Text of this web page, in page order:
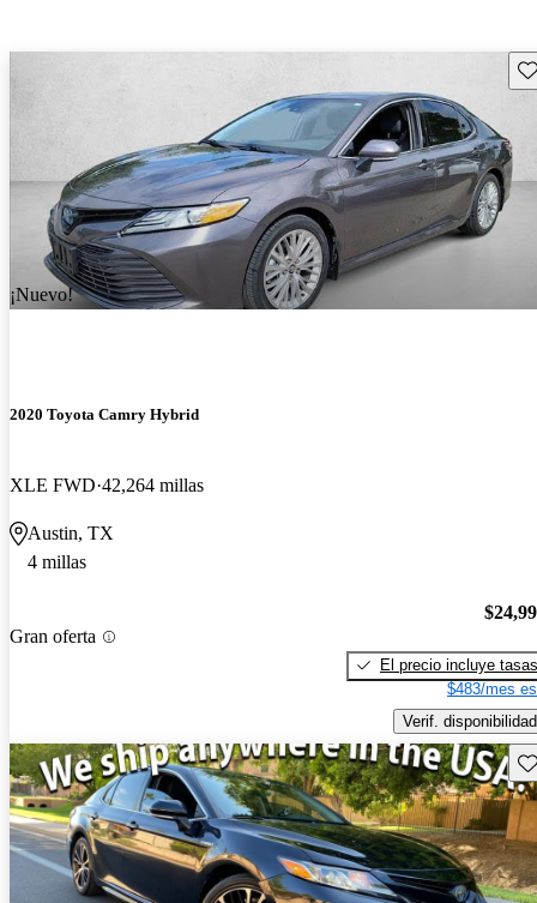
¡Nuevo!
2020 Toyota Camry Hybrid
XLE FWD 42,264 millas
Austin, TX
4 millas
Gran oferta
El precio incluye tasas
$483/mes
Verif. disponibilidad